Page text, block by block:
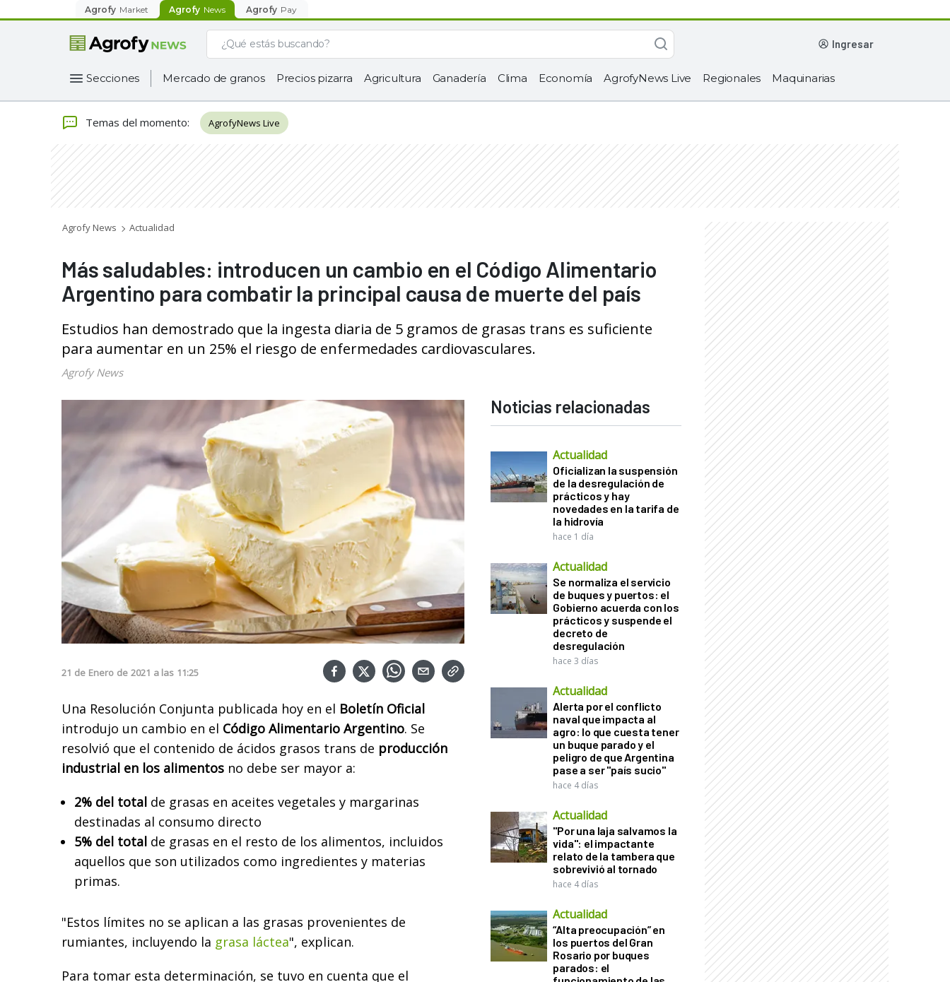
Agrofy Market Agrofy News Agrofy Pay
ingresar
Secciones Mercado de granos Precios pizarra Agricultura Ganadería Clima Economía AgrofyNews Live Regionales Maquinarias
Temas del momento: AgrofyNews Live
Agrofy News Actualidad
Más saludables: introducen un cambio en el Código Alimentario
Argentino para combatir la principal causa de muerte del país
Estudios han demostrado que la ingesta diaria de 5 gramos de grasas trans es suficiente
para aumentar en un 25% el riesgo de enfermedades cardiovasculares.
Agrofy News
21 de Enero de 2021 a las 11:25
Una Resolución Conjunta publicada hoy en el Boletín Oficial
introdujo un cambio en el Código Alimentario Argentino. Se
resolvió que el contenido de ácidos grasos trans de producción
industrial en los alimentos no debe ser mayor a:
2% del total de grasas en aceites vegetales y margarinas
destinadas al consumo directo
5% del total de grasas en el resto de los alimentos, incluidos
aquellos que son utilizados como ingredientes y materias
primas.
"Estos límites no se aplican a las grasas provenientes de
rumiantes, incluyendo la grasa láctea", explican.
Para tomar esta determinación, se tuvo en cuenta que el
Noticias relacionadas
Actualidad
Oficializan la suspensión
de la desregulación de
prácticos y hay
novedades en la tarifa de
la hidrovía
hace 1 día
Actualidad
Se normaliza el servicio
de buques y puertos: el
Gobierno acuerda con los
prácticos y suspende el
decreto de
desregulación
hace 3 días
Actualidad
Alerta por el conflicto
naval que impacta al
agro: lo que cuesta tener
un buque parado y el
peligro de que Argentina
pase a ser "país sucio"
hace 4 días
Actualidad
"Por una laja salvamos la
vida": el impactante
relato de la tambera que
sobrevivió al tornado
hace 4 días
Actualidad
“Alta preocupación” en
los puertos del Gran
Rosario por buques
parados: el